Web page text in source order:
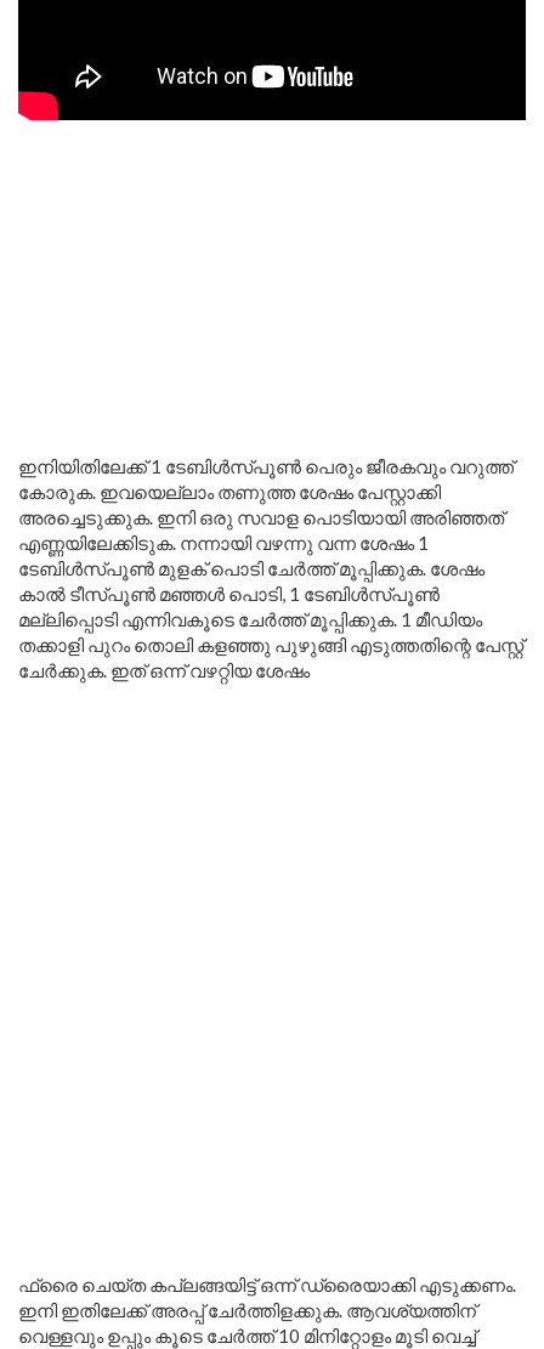
ഇനിയിതിലേക്ക് 1 ടേബിൾസ്പൂൺ പെരും ജീരകവും വറുത്ത്
കോരുക. ഇവയെല്ലാം തണുത്ത ശേഷം പേസ്റ്റാക്കി
അരച്ചെടുക്കുക. ഇനി ഒരു സവാള പൊടിയായി അരിഞ്ഞത്
എണ്ണയിലേക്കിടുക. നന്നായി വഴന്നു വന്ന ശേഷം 1
ടേബിൾസ്പൂൺ മുളക് പൊടി ചേർത്ത് മൂപ്പിക്കുക. ശേഷം
കാൽ ടീസ്പൂൺ മഞ്ഞൾ പൊടി, 1 ടേബിൾസ്പൂൺ
മല്ലിപ്പൊടി എന്നിവകൂടെ ചേർത്ത് മൂപ്പിക്കുക. 1 മീഡിയം
തക്കാളി പുറം തൊലി കളഞ്ഞു പുഴുങ്ങി എടുത്തതിന്റെ പേസ്റ്റ്
ചേർക്കുക. ഇത് ഒന്ന് വഴറ്റിയ ശേഷം
ഫ്രൈ ചെയ്ത കപ്ലങ്ങയിട്ട് ഒന്ന് ഡ്രൈയാക്കി എടുക്കണം.
ഇനി ഇതിലേക്ക് അരപ്പ് ചേർത്തിളക്കുക. ആവശ്യത്തിന്
വെള്ളവും ഉപ്പും കൂടെ ചേർത്ത് 10 മിനിറ്റോളം മൂടി വെച്ച്